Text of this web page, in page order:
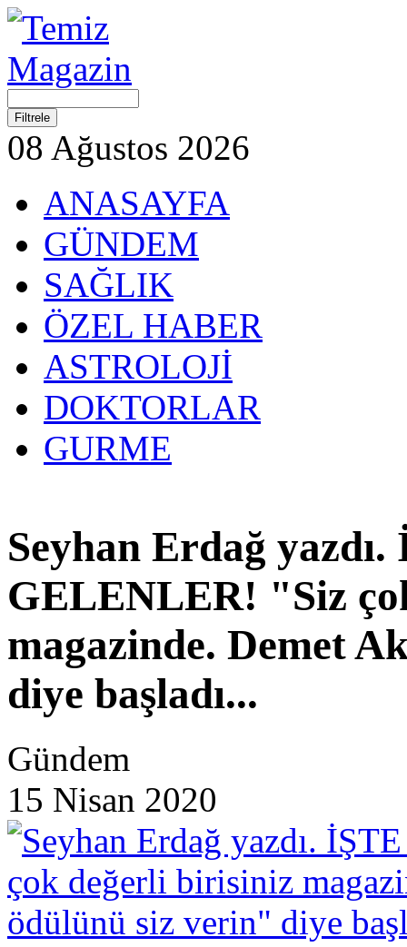
08 Ağustos 2026
ANASAYFA
GÜNDEM
SAĞLIK
ÖZEL HABER
ASTROLOJİ
DOKTORLAR
GURME
Seyhan Erdağ
GELENLER! "Siz
magazinde. Demet
diye başladı...
Gündem
15 Nisan 2020